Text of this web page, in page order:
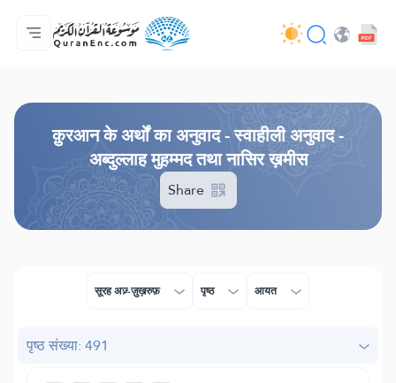
मुख्य
अनुवादों की सूची
Audio
अपडेट करने वालों की सेवाएँ - API
परियोजना के बारे में
हमसे सम्पर्क करें
भाषा
क़ुरआन के अर्थों का अनुवाद - स्वाहीली अनुवाद -
अब्दुल्लाह मुहम्मद तथा नासिर ख़मीस
Share
सूरह अज़्-ज़ुख़रुफ़ पृष्ठ आयत
पृष्ठ संख्या: 491